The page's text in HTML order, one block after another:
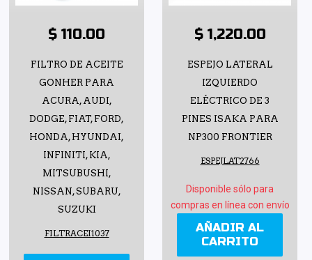
$ 110.00
FILTRO DE ACEITE
GONHER PARA
ACURA, AUDI,
DODGE, FIAT, FORD,
HONDA, HYUNDAI,
INFINITI, KIA,
MITSUBUSHI,
NISSAN, SUBARU,
SUZUKI
FILTRACEI1037
$ 1,220.00
ESPEJO LATERAL
IZQUIERDO
ELÉCTRICO DE 3
PINES ISAKA PARA
NP300 FRONTIER
ESPEJLAT2766
Disponible sólo para
compras en línea con envío
AÑADIR AL
CARRITO